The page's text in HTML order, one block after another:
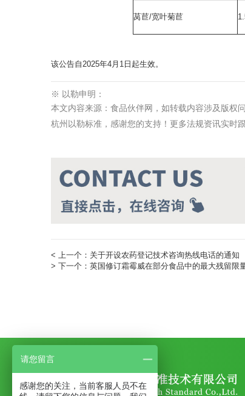
莴苣/宽叶菊苣
该公告自2025年4月1日起生效。
※ 以勒申明：
本文内容来源：食品伙伴网 ，如转载内容涉及版权
杭州以勒标准，感谢您的支持！更多法规资讯实时
< 上一个： 关于开设农药登记技术咨询热线电话的通知
> 下一个： 英国修订霜霉威在部分食品中的最大残留限
请您留言
感谢您的关注，当前客服人员不在